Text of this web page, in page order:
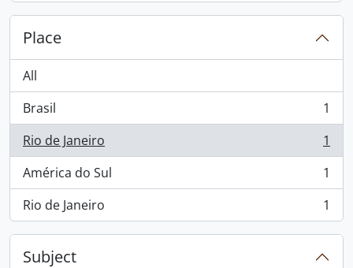
Place
All
Brasil
, 1 results
1
Rio de Janeiro
, 1 results
1
América do Sul
, 1 results
1
Rio de Janeiro
, 1 results 1
Subject